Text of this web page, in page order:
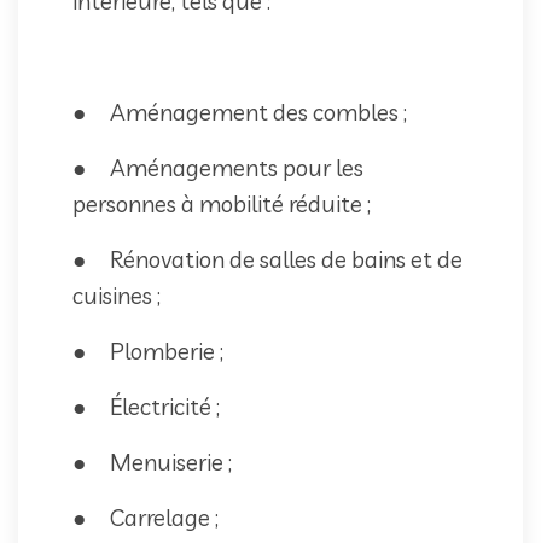
● Aménagement des combles ;
● Aménagements pour les
personnes à mobilité réduite ;
● Rénovation de salles de bains et de
cuisines ;
● Plomberie ;
● Électricité ;
● Menuiserie ;
● Carrelage ;